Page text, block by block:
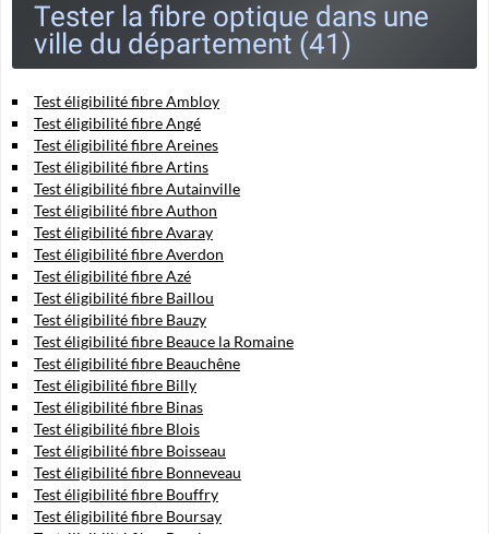
Tester la fibre optique dans une
ville du département (41)
Test éligibilité fibre Ambloy
Test éligibilité fibre Angé
Test éligibilité fibre Areines
Test éligibilité fibre Artins
Test éligibilité fibre Autainville
Test éligibilité fibre Authon
Test éligibilité fibre Avaray
Test éligibilité fibre Averdon
Test éligibilité fibre Azé
Test éligibilité fibre Baillou
Test éligibilité fibre Bauzy
Test éligibilité fibre Beauce la Romaine
Test éligibilité fibre Beauchêne
Test éligibilité fibre Billy
Test éligibilité fibre Binas
Test éligibilité fibre Blois
Test éligibilité fibre Boisseau
Test éligibilité fibre Bonneveau
Test éligibilité fibre Bouffry
Test éligibilité fibre Boursay